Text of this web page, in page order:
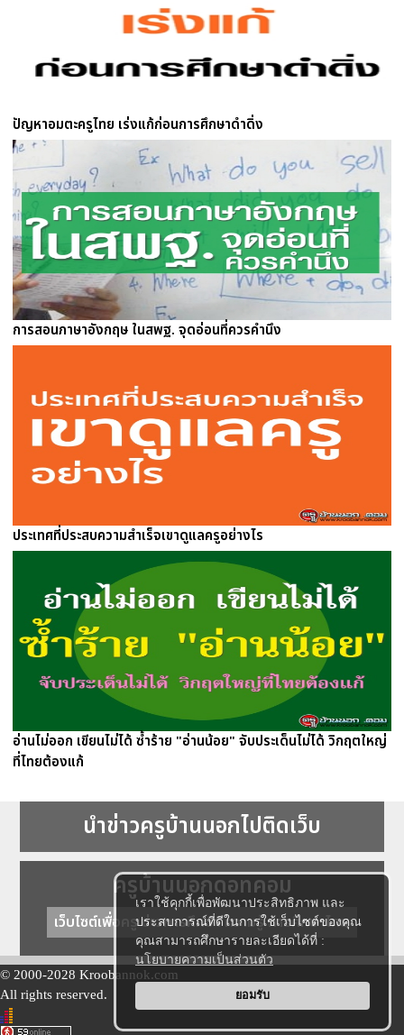
เราใช้คุกกี้เพื่อพัฒนาประสิทธิภาพ และ
ประสบการณ์ที่ดีในการใช้เว็บไซต์ของคุณ
คุณสามารถศึกษารายละเอียดได้ที่ :
นโยบายความเป็นส่วนตัว
ยอมรับ
ปัญหาอมตะครูไทย เร่งแก้ก่อนการศึกษาดำดิ่ง
การสอนภาษาอังกฤษ ในสพฐ. จุดอ่อนที่ควรคำนึง
ประเทศที่ประสบความสำเร็จเขาดูแลครูอย่างไร
อ่านไม่ออก เขียนไม่ได้ ซ้ำร้าย "อ่านน้อย" จับประเด็นไม่ได้ วิกฤตใหญ่
ที่ไทยต้องแก้
นำข่าวครูบ้านนอกไปติดเว็บ
ครูบ้านนอกดอทคอม
เว็บไซต์เพื่อครู ข่าวการศึกษา ความรู้ การศึกษาไทย
© 2000-2028 Kroobannok.com
All rights reserved.